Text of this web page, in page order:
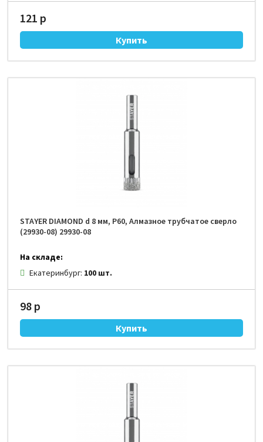
121 р
STAYER DIAMOND d 8 мм, Р60, Алмазное трубчатое сверло
(29930-08) 29930-08
На складе:
Екатеринбург: 100 шт.
98 р